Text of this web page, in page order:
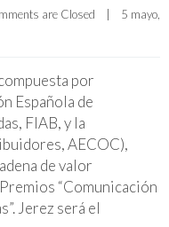
are Closed
5 mayo,
por
Española de
FIAB, y la
AECOC),
de valor
“Comunicación
Jerez será el